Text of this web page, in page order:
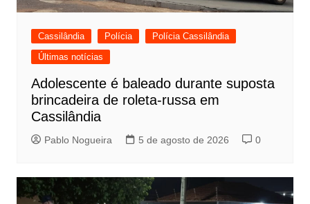
Cassilândia Polícia
Polícia Cassilândia
Últimas notícias
Adolescente é baleado durante suposta
brincadeira de roleta-russa em
Cassilândia
Pablo Nogueira 5 de agosto de 2026 0